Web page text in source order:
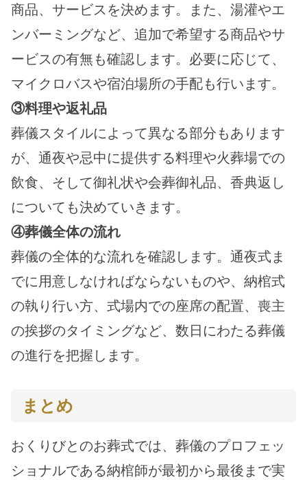
商品、サービスを決めます。また、湯灌やエ
ンバーミングなど、追加で希望する商品やサ
ービスの有無も確認します。必要に応じて、
マイクロバスや宿泊場所の手配も行います。
③料理や返礼品
葬儀スタイルによって異なる部分もあります
が、通夜や忌中に提供する料理や火葬場での
飲食、そして御礼状や会葬御礼品、香典返し
についても決めていきます。
④葬儀全体の流れ
葬儀の全体的な流れを確認します。通夜式ま
でに用意しなければならないものや、納棺式
の執り行い方、式場内での座席の配置、喪主
の挨拶のタイミングなど、数日にわたる葬儀
の進行を把握します。
まとめ
おくりびとのお葬式では、葬儀のプロフェッ
ショナルである納棺師が最初から最後まで実